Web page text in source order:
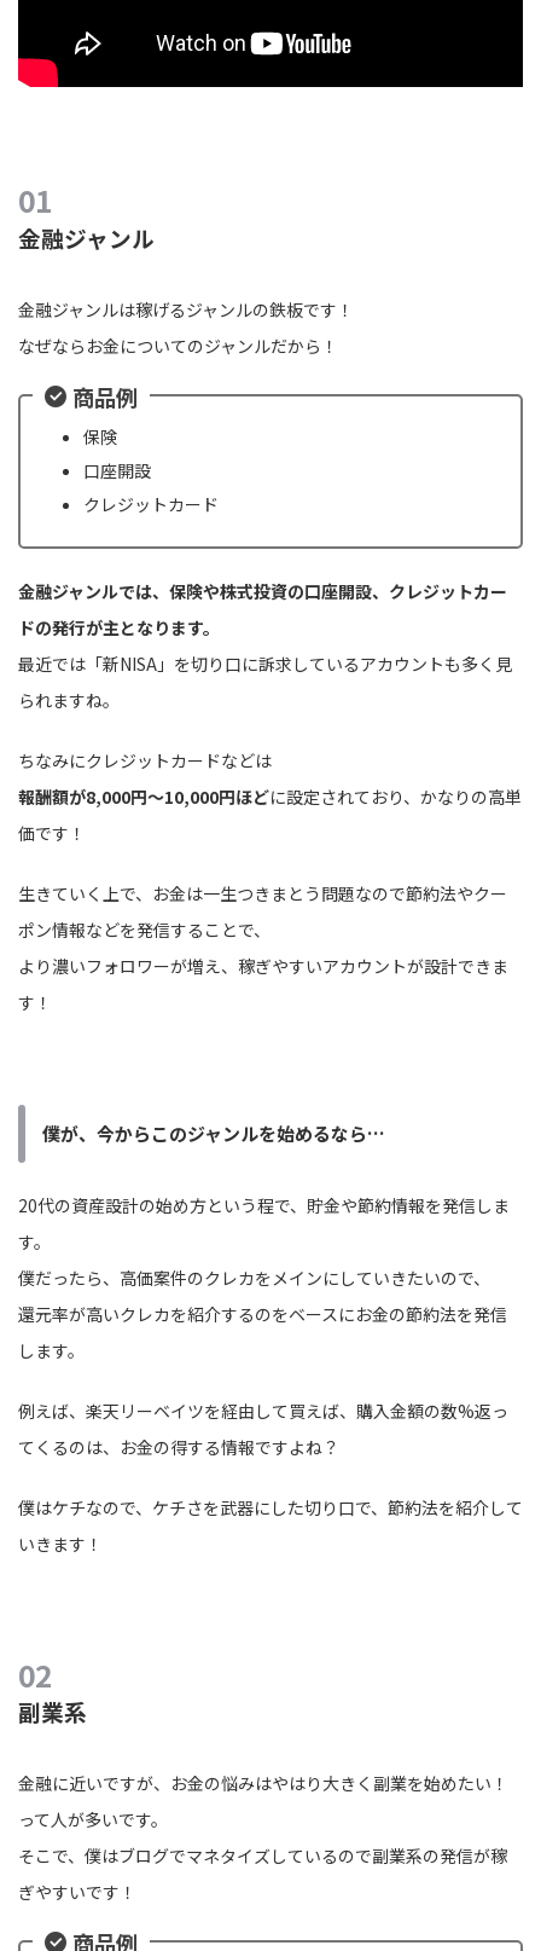
金融ジャンル
金融ジャンルは稼げるジャンルの鉄板です！
なぜならお金についてのジャンルだから！
商品例
保険
口座開設
クレジットカード
金融ジャンルでは、保険や株式投資の口座開設、クレジットカー
ドの発行が主となります。
最近では「新NISA」を切り口に訴求しているアカウントも多く見
られますね。
ちなみにクレジットカードなどは
報酬額が8,000円〜10,000円ほどに設定されており、かなりの高単
価です！
生きていく上で、お金は一生つきまとう問題なので節約法やクー
ポン情報などを発信することで、
より濃いフォロワーが増え、稼ぎやすいアカウントが設計できま
す！
僕が、今からこのジャンルを始めるなら…
20代の資産設計の始め方という程で、貯金や節約情報を発信しま
す。
僕だったら、高価案件のクレカをメインにしていきたいので、
還元率が高いクレカを紹介するのをベースにお金の節約法を発信
します。
例えば、楽天リーベイツを経由して買えば、購入金額の数%返っ
てくるのは、お金の得する情報ですよね？
僕はケチなので、ケチさを武器にした切り口で、節約法を紹介して
いきます！
副業系
金融に近いですが、お金の悩みはやはり大きく副業を始めたい！
って人が多いです。
そこで、僕はブログでマネタイズしているので副業系の発信が稼
ぎやすいです！
商品例